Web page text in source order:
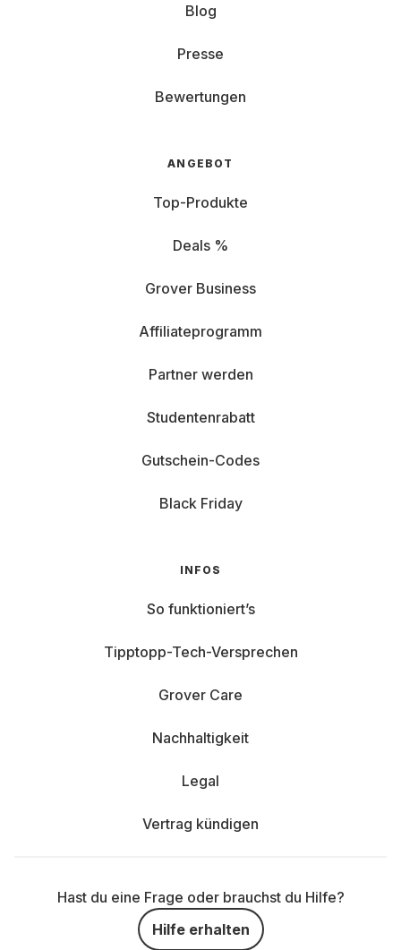
Blog
Presse
Bewertungen
ANGEBOT
Top-Produkte
Deals %
Grover Business
Affiliateprogramm
Partner werden
Studentenrabatt
Gutschein-Codes
Black Friday
INFOS
So funktioniert’s
Tipptopp-Tech-Versprechen
Grover Care
Nachhaltigkeit
Legal
Vertrag kündigen
Hast du eine Frage oder brauchst du Hilfe?
Hilfe erhalten